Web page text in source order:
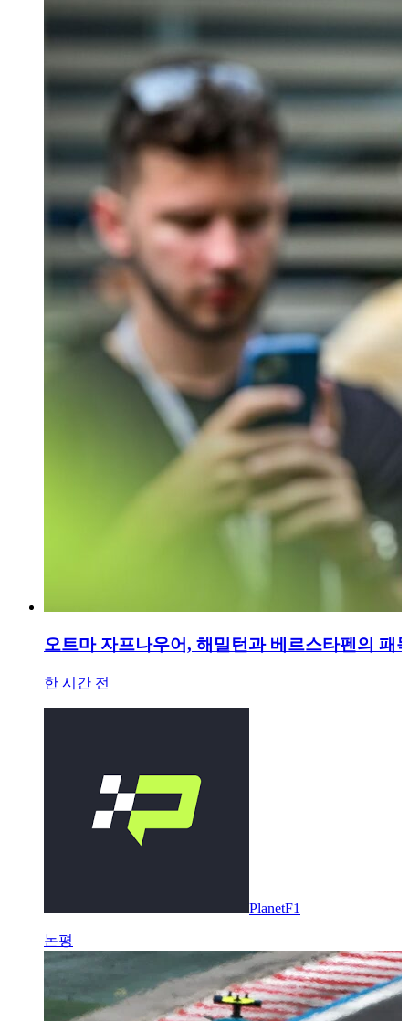
오트마 자프나우어, 해밀턴과 베르스타펜의 패
한 시간 전
PlanetF1
논평